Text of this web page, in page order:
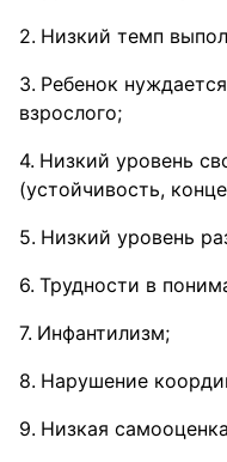
Низкий темп
Ребенок
взрослого;
Низкий уровень
(устойчивость,
Низкий уровень
Трудности в
Инфантилизм;
Нарушение
Низкая